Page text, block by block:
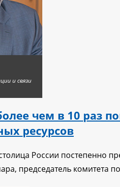
и связи
чем в 10 раз
ресурсов
России постепенно
председатель комитета